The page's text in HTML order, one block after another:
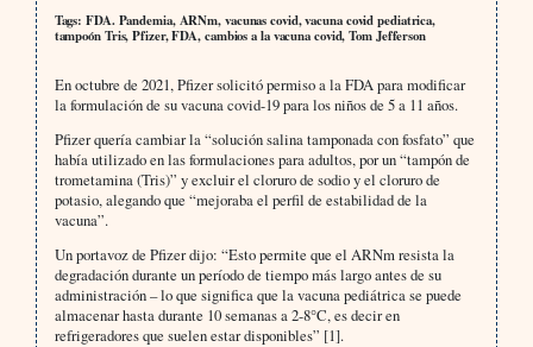
Tags: FDA. Pandemia, ARNm, vacunas covid, vacuna covid pediatrica,
tampoón Tris, Pfizer, FDA, cambios a la vacuna covid, Tom Jefferson
En octubre de 2021, Pfizer solicitó permiso a la FDA para modificar
la formulación de su vacuna covid-19 para los niños de 5 a 11 años.
Pfizer quería cambiar la “solución salina tamponada con fosfato” que
había utilizado en las formulaciones para adultos, por un “tampón de
trometamina (Tris)” y excluir el cloruro de sodio y el cloruro de
potasio, alegando que “mejoraba el perfil de estabilidad de la
vacuna”.
Un portavoz de Pfizer dijo: “Esto permite que el ARNm resista la
degradación durante un período de tiempo más largo antes de su
administración – lo que significa que la vacuna pediátrica se puede
almacenar hasta durante 10 semanas a 2-8°C, es decir en
refrigeradores que suelen estar disponibles” [1].